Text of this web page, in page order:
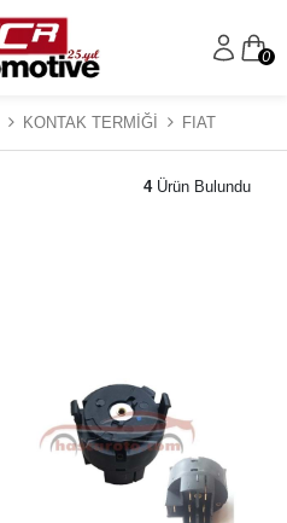
0
KONTAK TERMİĞİ FIAT
4Ürün Bulundu